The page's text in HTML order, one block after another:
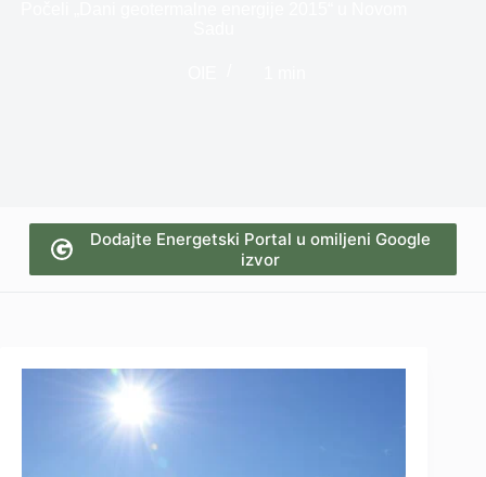
Dodajte Energetski Portal u omiljeni Google
izvor